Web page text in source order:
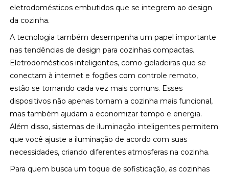
eletrodomésticos embutidos que se integrem ao design
da cozinha.
A tecnologia também desempenha um papel importante
nas tendências de design para cozinhas compactas.
Eletrodomésticos inteligentes, como geladeiras que se
conectam à internet e fogões com controle remoto,
estão se tornando cada vez mais comuns. Esses
dispositivos não apenas tornam a cozinha mais funcional,
mas também ajudam a economizar tempo e energia.
Além disso, sistemas de iluminação inteligentes permitem
que você ajuste a iluminação de acordo com suas
necessidades, criando diferentes atmosferas na cozinha.
Para quem busca um toque de sofisticação, as cozinhas